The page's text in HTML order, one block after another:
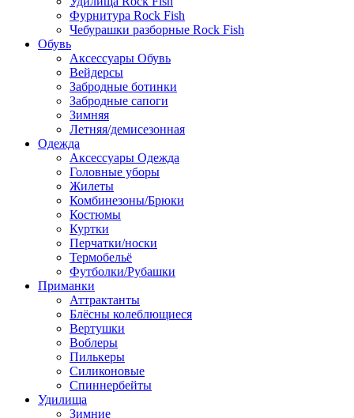
Фурнитура Rock Fish
Чебурашки разборные Rock Fish
Обувь
Аксессуары Обувь
Вейдерсы
Забродные ботинки
Забродные сапоги
Зимняя
Летняя/демисезонная
Одежда
Аксессуары Одежда
Головные уборы
Жилеты
Комбинезоны/Брюки
Костюмы
Куртки
Перчатки/носки
Термобельё
Футболки/Рубашки
Приманки
Аттрактанты
Блёсны колеблющиеся
Вертушки
Воблеры
Пилькеры
Силиконовые
Спиннербейты
Удилища
Зимние